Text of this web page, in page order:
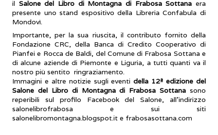
il Salone del Libro di Montagna di Frabosa Sottana era
presente uno stand espositivo della Libreria Confabula di
Mondovì.
Importante, per la sua riuscita, il contributo fornito della
Fondazione CRC, della Banca di Credito Cooperativo di
Pianfei e Rocca de Baldi, del Comune di Frabosa Sottana e
di alcune aziende di Piemonte e Liguria, a tutti quanti va il
nostro più sentito ringraziamento.
Immagini e altre notizie sugli eventidella 12ª edizione del
Salone del Libro di Montagna di Frabosa Sottana sono
reperibili sul profilo Facebook del Salone, all’indirizzo
salonelibrofrabosa e sui siti
salonelibromontagna.blogspot.it e frabosasottana.com